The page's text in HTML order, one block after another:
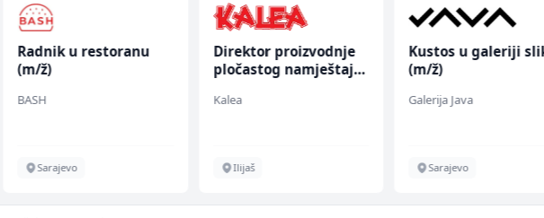
Radnik u restoranu
(m/ž)
BASH
Sarajevo
Direktor proizvodnje
pločastog namještaja
Kalea
Ilijaš
Kustos u galeriji
(m/ž)
Galerija Java
Sarajevo